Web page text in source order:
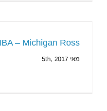
– Michigan Ross
מאי 5th, 2017